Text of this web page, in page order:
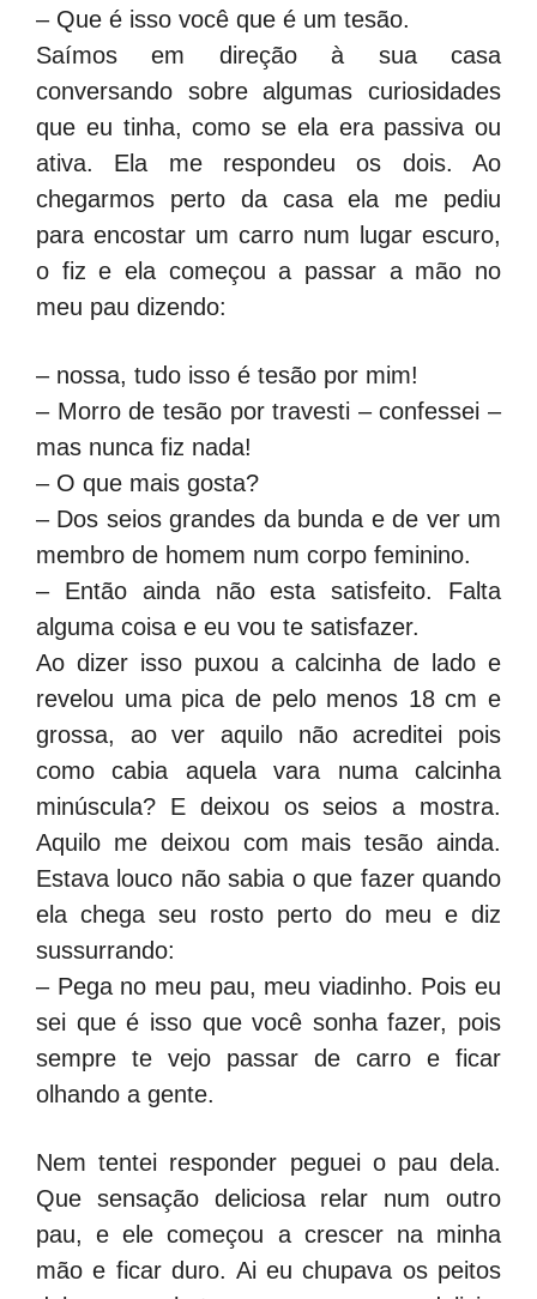
– Que é isso você que é um tesão.
Saímos em direção à sua casa
conversando sobre algumas curiosidades
que eu tinha, como se ela era passiva ou
ativa. Ela me respondeu os dois. Ao
chegarmos perto da casa ela me pediu
para encostar um carro num lugar escuro,
o fiz e ela começou a passar a mão no
meu pau dizendo:
– nossa, tudo isso é tesão por mim!
– Morro de tesão por travesti – confessei –
mas nunca fiz nada!
– O que mais gosta?
– Dos seios grandes da bunda e de ver um
membro de homem num corpo feminino.
– Então ainda não esta satisfeito. Falta
alguma coisa e eu vou te satisfazer.
Ao dizer isso puxou a calcinha de lado e
revelou uma pica de pelo menos 18 cm e
grossa, ao ver aquilo não acreditei pois
como cabia aquela vara numa calcinha
minúscula? E deixou os seios a mostra.
Aquilo me deixou com mais tesão ainda.
Estava louco não sabia o que fazer quando
ela chega seu rosto perto do meu e diz
sussurrando:
– Pega no meu pau, meu viadinho. Pois eu
sei que é isso que você sonha fazer, pois
sempre te vejo passar de carro e ficar
olhando a gente.
Nem tentei responder peguei o pau dela.
Que sensação deliciosa relar num outro
pau, e ele começou a crescer na minha
mão e ficar duro. Ai eu chupava os peitos